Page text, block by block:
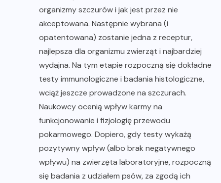
organizmy szczurów i jak jest przez nie
akceptowana. Następnie wybrana (i
opatentowana) zostanie jedna z receptur,
najlepsza dla organizmu zwierząt i najbardziej
wydajna. Na tym etapie rozpoczną się dokładne
testy immunologiczne i badania histologiczne,
wciąż jeszcze prowadzone na szczurach.
Naukowcy ocenią wpływ karmy na
funkcjonowanie i fizjologię przewodu
pokarmowego. Dopiero, gdy testy wykażą
pozytywny wpływ (albo brak negatywnego
wpływu) na zwierzęta laboratoryjne, rozpoczną
się badania z udziałem psów, za zgodą ich